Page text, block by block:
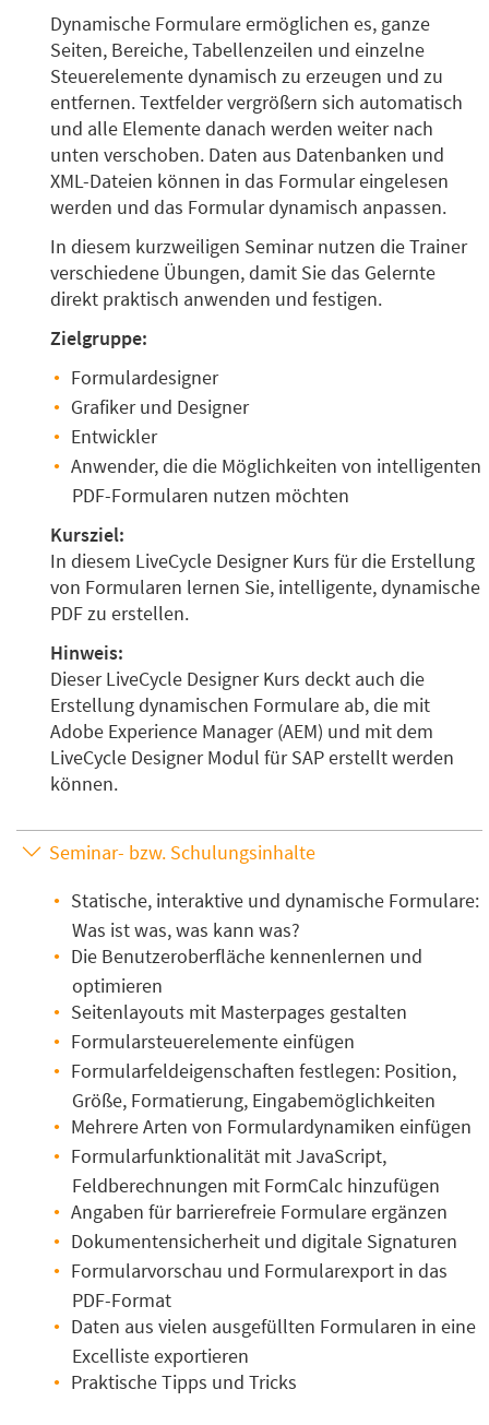
Dynamische Formulare ermöglichen es, ganze
Seiten, Bereiche, Tabellenzeilen und einzelne
Steuerelemente dynamisch zu erzeugen und zu
entfernen. Textfelder vergrößern sich automatisch
und alle Elemente danach werden weiter nach
unten verschoben. Daten aus Datenbanken und
XML-Dateien können in das Formular eingelesen
werden und das Formular dynamisch anpassen.
In diesem kurzweiligen Seminar nutzen die Trainer
verschiedene Übungen, damit Sie das Gelernte
direkt praktisch anwenden und festigen.
Zielgruppe:
Formulardesigner
Grafiker und Designer
Entwickler
Anwender, die die Möglichkeiten von intelligenten
PDF-Formularen nutzen möchten
Kursziel:
In diesem LiveCycle Designer Kurs für die Erstellung
von Formularen lernen Sie, intelligente, dynamische
PDF zu erstellen.
Hinweis:
Dieser LiveCycle Designer Kurs deckt auch die
Erstellung dynamischen Formulare ab, die mit
Adobe Experience Manager (AEM) und mit dem
LiveCycle Designer Modul für SAP erstellt werden
können.
Seminar- bzw. Schulungsinhalte
Statische, interaktive und dynamische Formulare:
Was ist was, was kann was?
Die Benutzeroberfläche kennenlernen und
optimieren
Seitenlayouts mit Masterpages gestalten
Formularsteuerelemente einfügen
Formularfeldeigenschaften festlegen: Position,
Größe, Formatierung, Eingabemöglichkeiten
Mehrere Arten von Formulardynamiken einfügen
Formularfunktionalität mit JavaScript,
Feldberechnungen mit FormCalc hinzufügen
Angaben für barrierefreie Formulare ergänzen
Dokumentensicherheit und digitale Signaturen
Formularvorschau und Formularexport in das
PDF-Format
Daten aus vielen ausgefüllten Formularen in eine
Excelliste exportieren
Praktische Tipps und Tricks